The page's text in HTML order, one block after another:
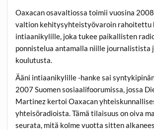
Oaxacan osavaltiossa toimii vuosina
valtion kehitysyhteistyövaroin rahoitettu
intiaanikylille, joka tukee paikallisten
ponnistelua antamalla niille journalistista
koulutusta.
Ääni intiaanikylille -hanke sai
2007 Suomen sosiaalifoorumissa, jossa
Martinez kertoi Oaxacan
yhteisöradioista. Tämä tilaisuus on oiva
seurata, mitä kolme vuotta sitten